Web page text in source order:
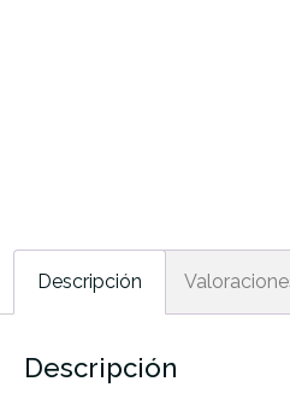
Descripción
Descripción